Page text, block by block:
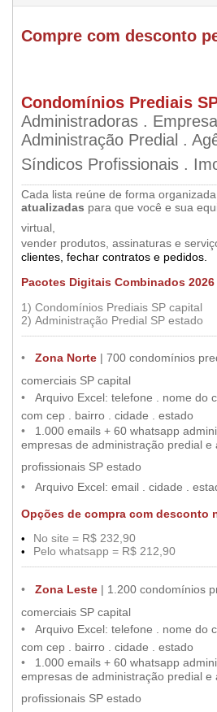
Compre com desconto
Condomínios Prediais
Administradoras .
Administração Predial .
Síndicos Profissionais .
Cada lista reúne de forma organizada
atualizadas para que você e sua
virtual,
vender produtos, assinaturas e
clientes, fechar contratos e pedidos
Pacotes Digitais Combinados 2026
1) Condomínios Prediais SP capital
2) Administração Predial SP estado
• Zona Norte | 700 condomínios
comerciais SP capital
•
Arquivo Excel: telefone . nome do
com cep . bairro . cidade . estado
•
1.000 emails + 60 whatsapp
empresas de administração predial e
profissionais SP estado
• Arquivo Excel: email . cidade .
Opções de compra com desconto
• No site = R$ 232,90
• Pelo whatsapp = R$ 212,90
.....
• Zona Leste | 1.200 condomínios
comerciais SP capital
•
Arquivo Excel: telefone . nome do
com cep . bairro . cidade . estado
•
1.000 emails + 60 whatsapp
empresas de administração predial e
profissionais SP estado